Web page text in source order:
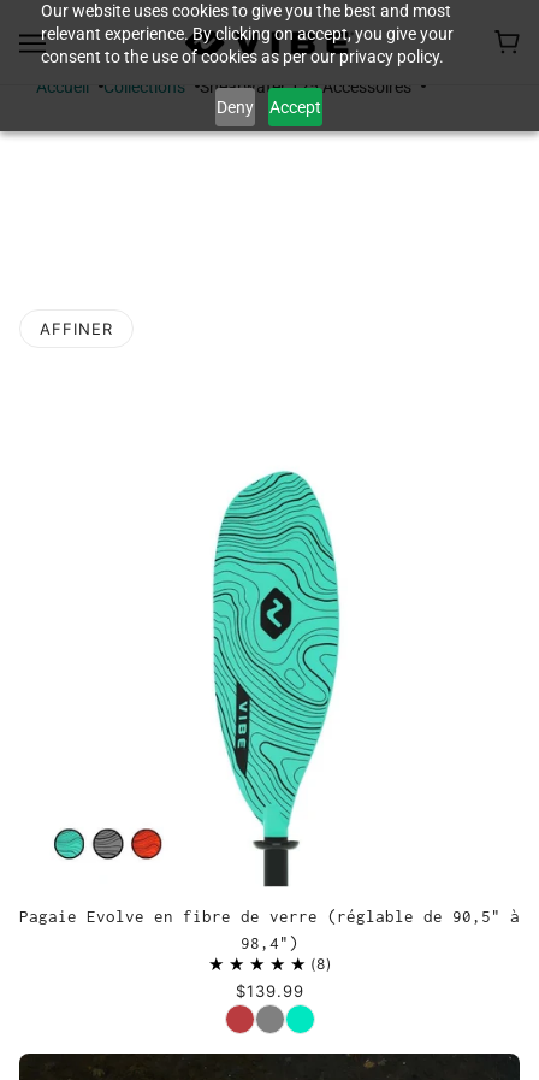
Our website uses cookies to give you the best and most
relevant experience. By clicking on accept, you give your
consent to the use of cookies as per our privacy policy.
Deny Accept
Accueil Collections Shearwater 125 Accessoires
AFFINER
Pagaie Evolve en fibre de verre (réglable de 90,5" à
98,4")
8
$139.99
Couleur